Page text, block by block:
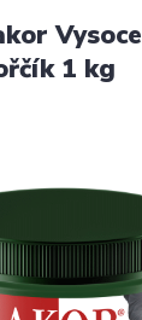
Vysoce
1 kg